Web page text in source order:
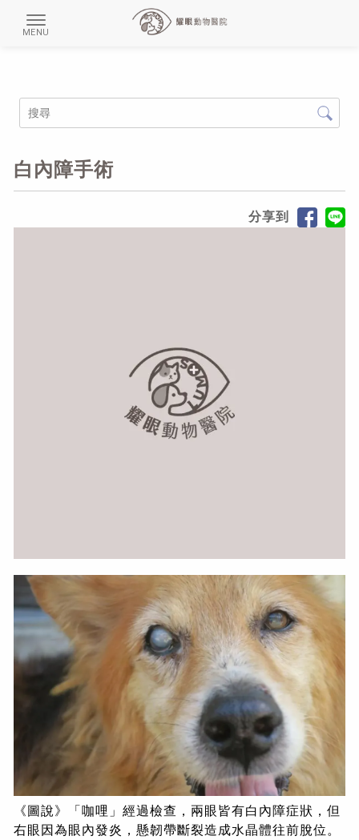
白內障手術
分享到
《圖說》「咖哩」經過檢查，兩眼皆有白內障症狀，但
右眼因為眼內發炎，懸韌帶斷裂造成水晶體往前脫位。